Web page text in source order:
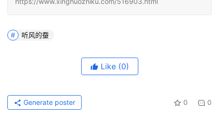
听风的蚕
Like (0)
0 0
Generate poster